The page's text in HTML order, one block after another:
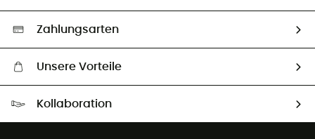
Auswahl an nachhaltigen Produkten
Zahlungsarten
Unsere Vorteile
Kollaboration